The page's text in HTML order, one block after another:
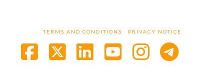
TERMS AND CONDITIONS PRIVACY NOTICE